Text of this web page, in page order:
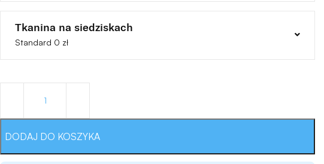
Tkanina na siedziskach
Standard 0 zł
DODAJ DO KOSZYKA